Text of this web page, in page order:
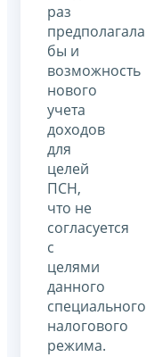
раз
предполагала
бы и
возможность
нового
учета
доходов
для
целей
ПСН,
что не
согласуется
с
целями
данного
специального
налогового
режима.